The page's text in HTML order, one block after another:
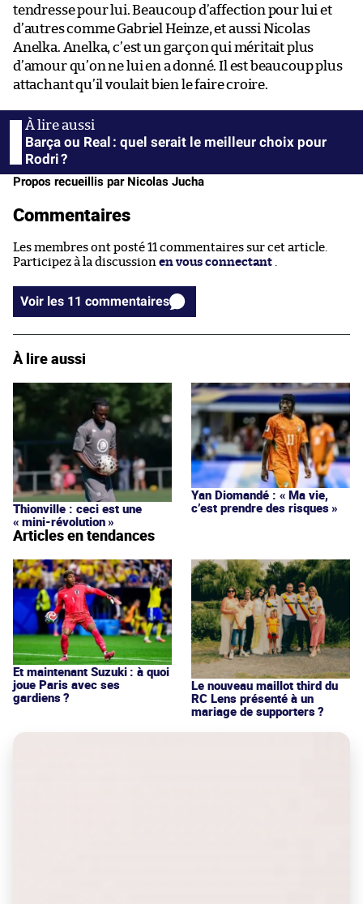
tendresse pour lui. Beaucoup d’affection pour lui et
d’autres comme Gabriel Heinze, et aussi Nicolas
Anelka. Anelka, c’est un garçon qui méritait plus
d’amour qu’on ne lui en a donné. Il est beaucoup plus
attachant qu’il voulait bien le faire croire.
Barça ou Real : quel serait le meilleur choix pour
Rodri ?
Propos recueillis par Nicolas Jucha
Commentaires
Les membres ont posté 11 commentaires sur cet article.
Participez à la discussion en vous connectant .
Voir les 11 commentaires
À lire aussi
Thionville : ceci est une
« mini-révolution »
Yan Diomandé : « Ma vie,
c’est prendre des risques »
Articles en tendances
Et maintenant Suzuki : à quoi
joue Paris avec ses
gardiens ?
Le nouveau maillot third du
RC Lens présenté à un
mariage de supporters ?